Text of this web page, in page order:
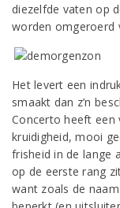
diezelfde vaten op
worden omgeroerd
Het levert een
smaakt dan z’n
Concerto heeft een
kruidigheid, mooi
frisheid in de lange
op de eerste rang
want zoals de